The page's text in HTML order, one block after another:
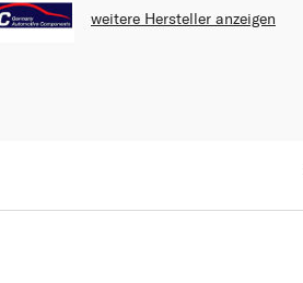
weitere Hersteller anzeigen